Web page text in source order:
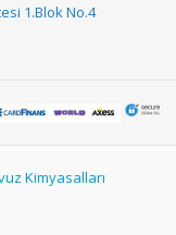
1.Blok No.4
Kimyasalları